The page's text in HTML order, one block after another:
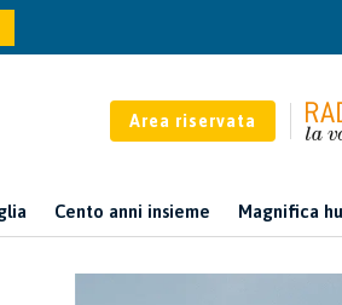
Area riservata
Cento anni insieme Magnifica